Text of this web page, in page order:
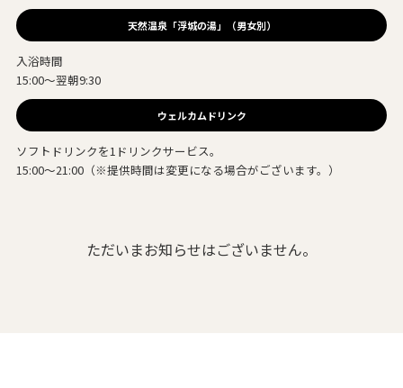
天然温泉「浮城の湯」（男女別）
入浴時間
15:00～翌朝9:30
ウェルカムドリンク
ソフトドリンクを1ドリンクサービス。
15:00～21:00（※提供時間は変更になる場合がございます。）
ただいまお知らせはございません。